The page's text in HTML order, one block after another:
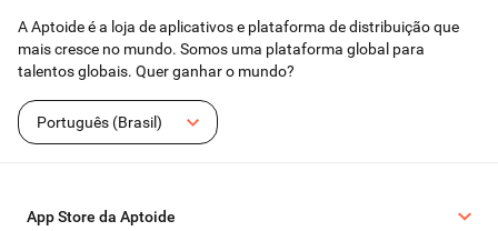
A Aptoide é a loja de aplicativos e plataforma de distribuição que
mais cresce no mundo. Somos uma plataforma global para
talentos globais. Quer ganhar o mundo?
Português (Brasil)
App Store da Aptoide